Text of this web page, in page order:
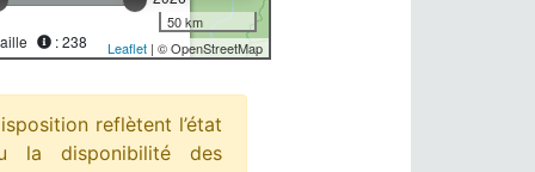
: 238
50 km
Leaflet| © OpenStreetMap
reflètent l’état
la disponibilité des